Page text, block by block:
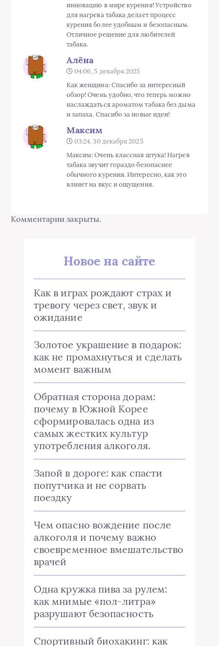
инновацию в мире курения! Устройство
для нагрева табака делает процесс
курения более удобным и безопасным.
Отличное решение для любителей
табака.
Алёна
04:06, 5 декабря 2025
Как женщина: Спасибо за интересный
обзор! Очень удобно, что теперь можно
наслаждаться ароматом табака без дыма
и запаха. Спасибо за новые идеи!
Максим
03:24, 30 декабря 2025
Максим: Очень классная штука! Нагрев
табака звучит гораздо безопаснее
обычного курения. Интересно, как это
влияет на вкус и ощущения.
Комментарии закрыты.
Новое на сайте
Как в играх рождают страх и
тревогу через свет, звук и
ожидание
Золотое украшение в подарок:
как не промахнуться и сделать
момент важным
Обратная сторона дорам:
почему в Южной Корее
сформировалась одна из
самых жестких культур
употребления алкоголя.
Запой в дороге: как спасти
попутчика и не сорвать
поездку
Чем опасно вождение после
алкоголя и почему важно
своевременное вмешательство
врачей
Одна кружка пива за рулем:
как мнимые «пол-литра»
разрушают безопасность
Спортивный биохакинг: как